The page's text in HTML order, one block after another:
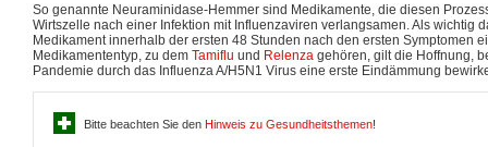
So genannte Neuraminidase-Hemmer sind Medikamente, die diesen
Wirtszelle nach einer Infektion mit Influenzaviren verlangsamen. Als wichtig
Medikament innerhalb der ersten 48 Stunden nach den ersten Symptomen
Medikamententyp, zu dem Tamiflu und Relenza gehören, gilt die Hoffnung,
Pandemie durch das Influenza A/H5N1 Virus eine erste Eindämmung
Bitte beachten Sie den Hinweis zu Gesundheitsthemen!